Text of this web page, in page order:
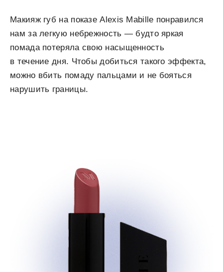
Макияж губ на показе Alexis Mabille понравился
нам за легкую небрежность — будто яркая
помада потеряла свою насыщенность
в течение дня. Чтобы добиться такого эффекта,
можно вбить помаду пальцами и не бояться
нарушить границы.